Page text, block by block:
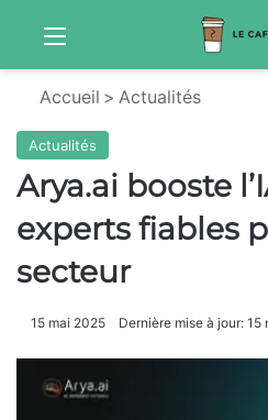
Menu
Accueil > Actualités
Actualités
Arya.ai booste
experts fiables
secteur
15 mai 2025 Dernière mise à jour: 15